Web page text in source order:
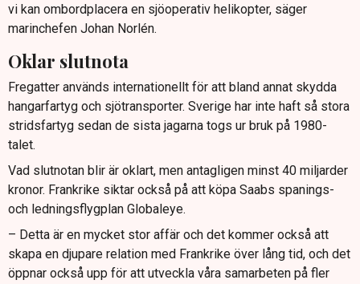
vi kan ombordplacera en sjöoperativ helikopter, säger
marinchefen Johan Norlén.
Oklar slutnota
Fregatter används internationellt för att bland annat skydda
hangarfartyg och sjötransporter. Sverige har inte haft så stora
stridsfartyg sedan de sista jagarna togs ur bruk på 1980-
talet.
Vad slutnotan blir är oklart, men antagligen minst 40 miljarder
kronor. Frankrike siktar också på att köpa Saabs spanings-
och ledningsflygplan Globaleye.
– Detta är en mycket stor affär och det kommer också att
skapa en djupare relation med Frankrike över lång tid, och det
öppnar också upp för att utveckla våra samarbeten på fler